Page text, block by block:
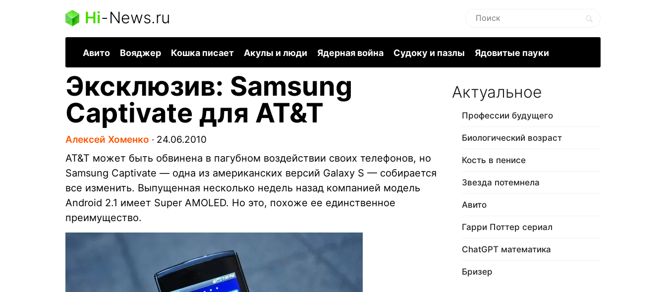
Hi-News.ru
Авито Вояджер Кошка писает Акулы и люди Ядерная война Судоку и пазлы Ядовитые пауки
Эксклюзив: Samsung
Captivate для AT&T
Алексей Хоменко ∙ 24.06.2010
AT&T может быть обвинена в пагубном воздействии своих телефонов, но
Samsung Captivate — одна из американских версий Galaxy S — собирается
все изменить. Выпущенная несколько недель назад компанией модель
Android 2.1 имеет Super AMOLED. Но это, похоже ее единственное
преимущество.
Актуальное
Профессии будущего
Биологический возраст
Кость в пенисе
Звезда потемнела
Авито
Гарри Поттер сериал
ChatGPT математика
Бризер